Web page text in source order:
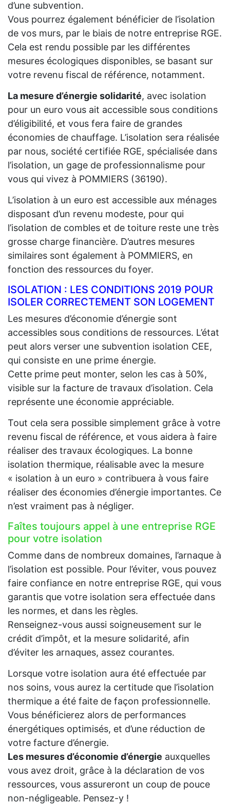
d’une subvention.
Vous pourrez également bénéficier de l’isolation
de vos murs, par le biais de notre entreprise RGE.
Cela est rendu possible par les différentes
mesures écologiques disponibles, se basant sur
votre revenu fiscal de référence, notamment.
La mesure d’énergie solidarité, avec isolation
pour un euro vous ait accessible sous conditions
d’éligibilité, et vous fera faire de grandes
économies de chauffage. L’isolation sera réalisée
par nous, société certifiée RGE, spécialisée dans
l’isolation, un gage de professionnalisme pour
vous qui vivez à POMMIERS (36190).
L’isolation à un euro est accessible aux ménages
disposant d’un revenu modeste, pour qui
l’isolation de combles et de toiture reste une très
grosse charge financière. D’autres mesures
similaires sont également à POMMIERS, en
fonction des ressources du foyer.
ISOLATION : LES CONDITIONS 2019 POUR
ISOLER CORRECTEMENT SON LOGEMENT
Les mesures d’économie d’énergie sont
accessibles sous conditions de ressources. L’état
peut alors verser une subvention isolation CEE,
qui consiste en une prime énergie.
Cette prime peut monter, selon les cas à 50%,
visible sur la facture de travaux d’isolation. Cela
représente une économie appréciable.
Tout cela sera possible simplement grâce à votre
revenu fiscal de référence, et vous aidera à faire
réaliser des travaux écologiques. La bonne
isolation thermique, réalisable avec la mesure
« isolation à un euro » contribuera à vous faire
réaliser des économies d’énergie importantes. Ce
n’est vraiment pas à négliger.
Faîtes toujours appel à une entreprise RGE
pour votre isolation
Comme dans de nombreux domaines, l’arnaque à
l’isolation est possible. Pour l’éviter, vous pouvez
faire confiance en notre entreprise RGE, qui vous
garantis que votre isolation sera effectuée dans
les normes, et dans les règles.
Renseignez-vous aussi soigneusement sur le
crédit d’impôt, et la mesure solidarité, afin
d’éviter les arnaques, assez courantes.
Lorsque votre isolation aura été effectuée par
nos soins, vous aurez la certitude que l’isolation
thermique a été faite de façon professionnelle.
Vous bénéficierez alors de performances
énergétiques optimisés, et d’une réduction de
votre facture d’énergie.
Les mesures d’économie d’énergie auxquelles
vous avez droit, grâce à la déclaration de vos
ressources, vous assureront un coup de pouce
non-négligeable. Pensez-y !